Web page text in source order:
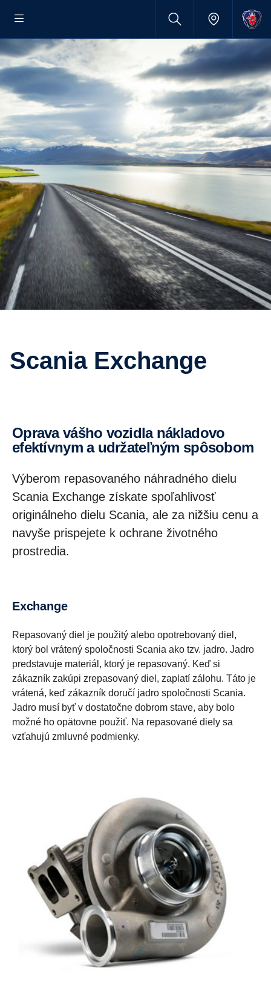
Scania Exchange
Oprava vášho vozidla nákladovo
efektívnym a udržateľným spôsobom
Výberom repasovaného náhradného dielu
Scania Exchange získate spoľahlivosť
originálneho dielu Scania, ale za nižšiu cenu a
navyše prispejete k ochrane životného
prostredia.
Exchange
Repasovaný diel je použitý alebo opotrebovaný diel,
ktorý bol vrátený spoločnosti Scania ako tzv. jadro. Jadro
predstavuje materiál, ktorý je repasovaný. Keď si
zákazník zakúpi zrepasovaný diel, zaplatí zálohu. Táto je
vrátená, keď zákazník doručí jadro spoločnosti Scania.
Jadro musí byť v dostatočne dobrom stave, aby bolo
možné ho opätovne použiť. Na repasované diely sa
vzťahujú zmluvné podmienky.